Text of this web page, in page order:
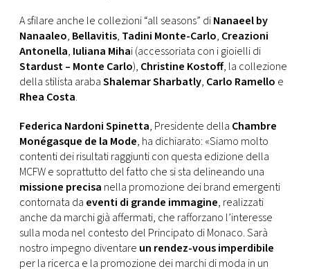
A sfilare anche le collezioni “all seasons” diNanaeel by
Nanaaleo, Bellavitis, Tadini Monte-Carlo, Creazioni
Antonella, Iuliana Mihai (accessoriata con i gioielli di
Stardust – Monte Carlo), Christine Kostoff, la collezione
della stilista arabaShalemar Sharbatly, Carlo Ramello e
Rhea Costa.
Federica Nardoni Spinetta, Presidente della Chambre
Monégasque de la Mode, ha dichiarato: «Siamo molto
contenti dei risultati raggiunti con questa edizione della
MCFW e soprattutto del fatto che si sta delineando una
missione precisa nella promozione dei brand emergenti
contornata da eventi di grande immagine, realizzati
anche da marchi già affermati, che rafforzano l’interesse
sulla moda nel contesto del Principato di Monaco. Sarà
nostro impegno diventare un rendez-vous imperdibile
per la ricerca e la promozione dei marchi di moda in un